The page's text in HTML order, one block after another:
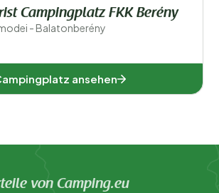
Campingplatz FKK Berény
- Balatonberény
ansehen
von Camping.eu